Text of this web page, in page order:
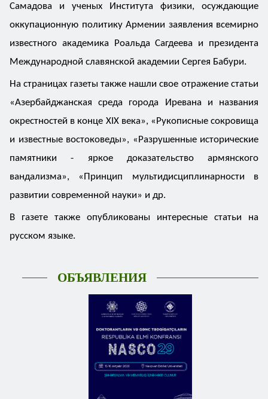
Самадова и ученых Института физики, осуждающие
оккупационную политику Армении заявления всемирно
известного академика Роальда Сагдеева и президента
Международной славянской академии Сергея Бабури.
На страницах газеты также нашли свое отражение статьи
«Азербайджанская среда города Иревана и названия
окрестностей в конце XIX века», «Рукописные сокровища
и известные востоковеды», «Разрушенные исторические
памятники - яркое доказательство армянского
вандализма», «Принцип мультидисциплинарности в
развитии современной науки» и др.
В газете также опубликованы интересные статьи на
русском языке.
ОБЪЯВЛЕНИЯ